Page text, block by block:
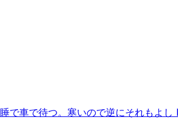
で車で待つ。寒いので逆にそれもよ